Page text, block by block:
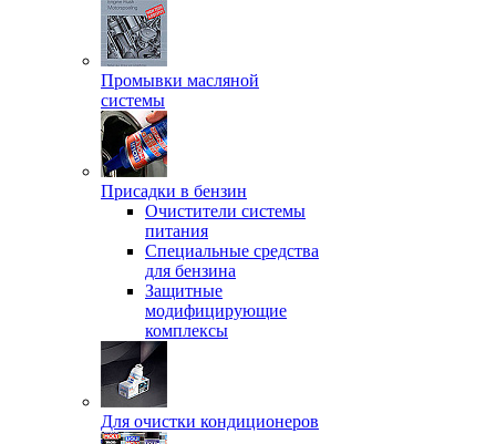
Промывки масляной
системы
Присадки в бензин
Очистители системы
питания
Специальные срeдства
для бензина
Защитные
модифицирующие
комплексы
Для очистки кондиционеров